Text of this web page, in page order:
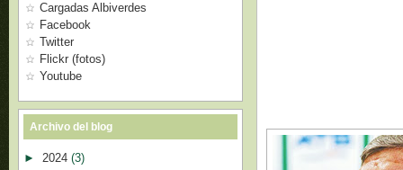
Cargadas Albiverdes
Facebook
Twitter
Flickr (fotos)
Youtube
Archivo del blog
► 2024 (3)